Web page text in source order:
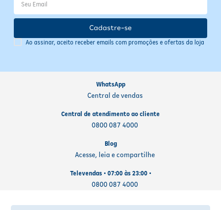
Ao assinar, aceito receber emails com promoções e ofertas da loja
Cadastre-se
WhatsApp
Central de vendas
Central de atendimento ao cliente
0800 087 4000
Blog
Acesse, leia e compartilhe
Televendas • 07:00 às 23:00 •
0800 087 4000